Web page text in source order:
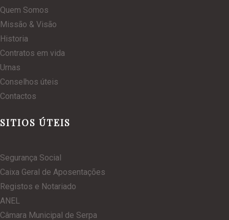
Quem Somos
Missão & Visão
Historia
Contratos em vida
Urnas
Conselhos úteis
Contactos
SITIOS ÚTEIS
Segurança Social
Caixa Geral de Aposentações
Registos e Notariado
ANEL
Câmara Municipal de Serpa